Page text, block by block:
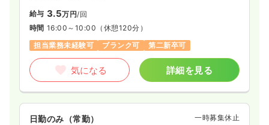
給与 3.5万円/回
時間 16:00～10:00 （休憩120分）
担当業務未経験可
ブランク可 第二新卒可
気になる 詳細を見る
日勤のみ（常勤） 一時募集休止